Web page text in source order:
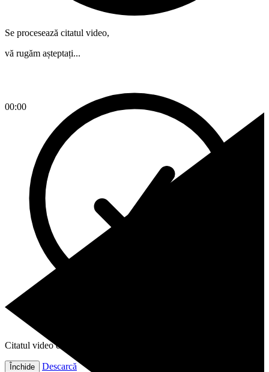
00:00
Se procesează citatul video,
vă rugăm așteptați...
Citatul video este gata!
Închide Descarcă